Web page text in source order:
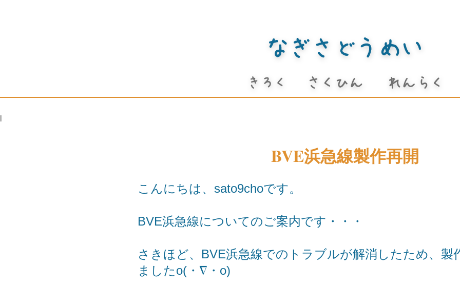
BVE浜急線製作再開
こんにちは、sato9choです。
BVE浜急線についてのご案内です・・・
さきほど、BVE浜急線でのトラブルが解消したため、製
ましたo(・∇・o)